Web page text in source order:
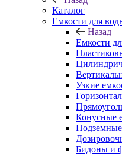
Каталог
Емкости для
Назад
Емкости
Узкие
Конусные
Бидоны и